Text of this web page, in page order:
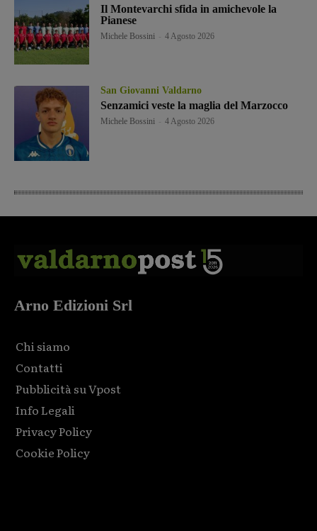
Il Montevarchi sfida in amichevole la
Pianese
Michele Bossini 4 Agosto 2026
San Giovanni Valdarno
Senzamici veste la maglia del Marzocco
Michele Bossini 4 Agosto 2026
Arno Edizioni Srl
Chi siamo
Contatti
Pubblicità su Vpost
Info Legali
Privacy Policy
Cookie Policy